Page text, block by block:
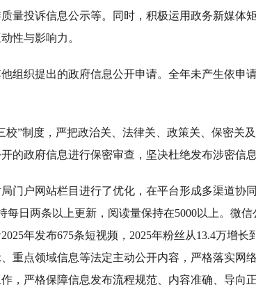
量投诉信息公示等。同时，积极运用政务新媒体
性与影响力。
组织提出的政府信息公开申请。全年未产生依申
”制度，严把政治关、法律关、政策关、保密关
政府信息进行保密审查，坚决杜绝发布涉密信息
门户网站栏目进行了优化，在平台形成多渠道协
日两条以上更新，阅读量保持在5000以上。微
年发布675条短视频，2025年粉丝从13.4万增长
重点领域信息等法定主动公开内容，严格落实网
，严格保障信息发布流程规范、内容准确、导向